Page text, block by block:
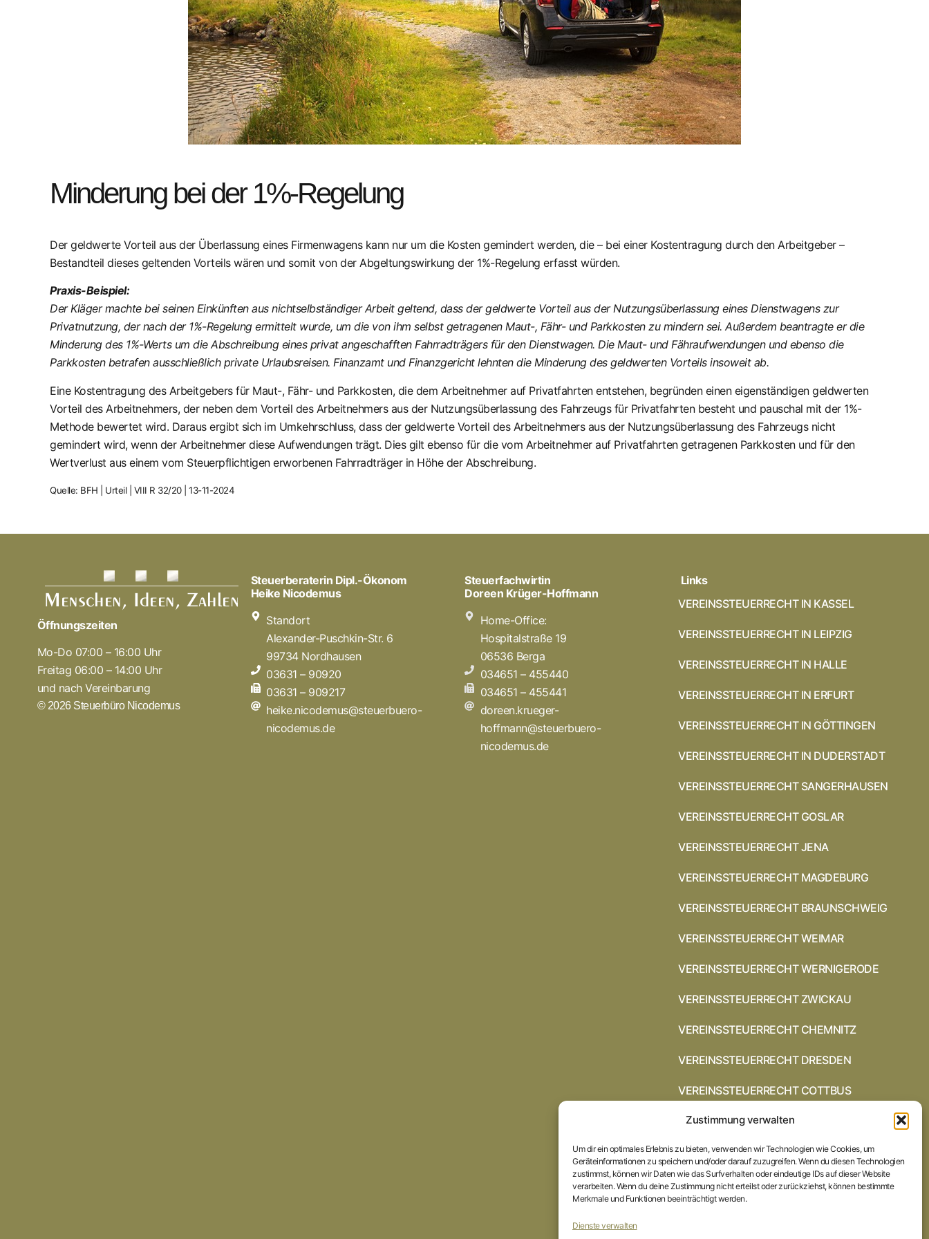
Zustimmung verwalten
Um dir ein optimales Erlebnis zu bieten, verwenden wir Technologien wie Cookies, um
Geräteinformationen zu speichern und/oder darauf zuzugreifen. Wenn du diesen Technologien
zustimmst, können wir Daten wie das Surfverhalten oder eindeutige IDs auf dieser Website
verarbeiten. Wenn du deine Zustimmung nicht erteilst oder zurückziehst, können bestimmte
Merkmale und Funktionen beeinträchtigt werden.
Dienste verwalten
Minderung bei der 1%-Regelung
Der geldwerte Vorteil aus der Überlassung eines Firmenwagens kann nur um die Kosten gemindert werden, die – bei einer Kostentragung durch den Arbeitgeber –
Bestandteil dieses geltenden Vorteils wären und somit von der Abgeltungswirkung der 1%-Regelung erfasst würden.
Praxis-Beispiel:
Der Kläger machte bei seinen Einkünften aus nichtselbständiger Arbeit geltend, dass der geldwerte Vorteil aus der Nutzungsüberlassung eines Dienstwagens zur
Privatnutzung, der nach der 1%-Regelung ermittelt wurde, um die von ihm selbst getragenen Maut-, Fähr- und Parkkosten zu mindern sei. Außerdem beantragte er die
Minderung des 1%-Werts um die Abschreibung eines privat angeschafften Fahrradträgers für den Dienstwagen. Die Maut- und Fähraufwendungen und ebenso die
Parkkosten betrafen ausschließlich private Urlaubsreisen. Finanzamt und Finanzgericht lehnten die Minderung des geldwerten Vorteils insoweit ab.
Eine Kostentragung des Arbeitgebers für Maut-, Fähr- und Parkkosten, die dem Arbeitnehmer auf Privatfahrten entstehen, begründen einen eigenständigen geldwerten
Vorteil des Arbeitnehmers, der neben dem Vorteil des Arbeitnehmers aus der Nutzungsüberlassung des Fahrzeugs für Privatfahrten besteht und pauschal mit der 1%-
Methode bewertet wird. Daraus ergibt sich im Umkehrschluss, dass der geldwerte Vorteil des Arbeitnehmers aus der Nutzungsüberlassung des Fahrzeugs nicht
gemindert wird, wenn der Arbeitnehmer diese Aufwendungen trägt. Dies gilt ebenso für die vom Arbeitnehmer auf Privatfahrten getragenen Parkkosten und für den
Wertverlust aus einem vom Steuerpflichtigen erworbenen Fahrradträger in Höhe der Abschreibung.
Quelle: BFH | Urteil | VIII R 32/20 | 13-11-2024
Öffnungszeiten
Mo-Do 07:00 – 16:00 Uhr
Freitag 06:00 – 14:00 Uhr
und nach Vereinbarung
© 2026 Steuerbüro Nicodemus
Steuerberaterin Dipl.-Ökonom
Heike Nicodemus
Standort
Alexander-Puschkin-Str. 6
99734 Nordhausen
03631 – 90920
03631 – 909217
heike.nicodemus@steuerbuero-
nicodemus.de
Steuerfachwirtin
Doreen Krüger-Hoffmann
Home-Office:
Hospitalstraße 19
06536 Berga
034651 – 455440
034651 – 455441
doreen.krueger-
hoffmann@steuerbuero-
nicodemus.de
Links
VEREINSSTEUERRECHT IN KASSEL
VEREINSSTEUERRECHT IN LEIPZIG
VEREINSSTEUERRECHT IN HALLE
VEREINSSTEUERRECHT IN ERFURT
VEREINSSTEUERRECHT IN GÖTTINGEN
VEREINSSTEUERRECHT IN DUDERSTADT
VEREINSSTEUERRECHT SANGERHAUSEN
VEREINSSTEUERRECHT GOSLAR
VEREINSSTEUERRECHT JENA
VEREINSSTEUERRECHT MAGDEBURG
VEREINSSTEUERRECHT BRAUNSCHWEIG
VEREINSSTEUERRECHT WEIMAR
VEREINSSTEUERRECHT WERNIGERODE
VEREINSSTEUERRECHT ZWICKAU
VEREINSSTEUERRECHT CHEMNITZ
VEREINSSTEUERRECHT DRESDEN
VEREINSSTEUERRECHT COTTBUS
VEREINSSTEUERRECHT IN
VEREINSSTEUERRECHT HILDESHEIM
STARTSEITE